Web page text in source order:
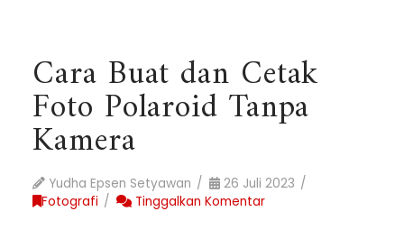
Cara Buat dan Cetak
Foto Polaroid Tanpa
Kamera
Yudha Epsen Setyawan
26 Juli 2023
Fotografi
Tinggalkan Komentar